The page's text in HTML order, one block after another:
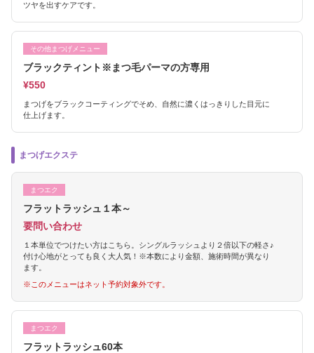
ツヤを出すケアです。
その他まつげメニュー
ブラックティント※まつ毛パーマの方専用
¥550
まつげをブラックコーティングでそめ、自然に濃くはっきりした目元に
仕上げます。
まつげエクステ
まつエク
フラットラッシュ１本～
要問い合わせ
１本単位でつけたい方はこちら。シングルラッシュより２倍以下の軽さ♪
付け心地がとっても良く大人気！※本数により金額、施術時間が異なり
ます。
※このメニューはネット予約対象外です。
まつエク
フラットラッシュ60本